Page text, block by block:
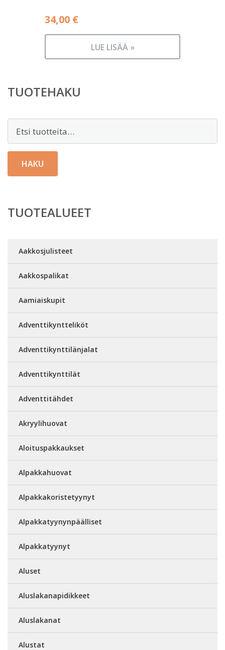
34,00 €
LUE LISÄÄ »
TUOTEHAKU
HAKU
TUOTEALUEET
Aakkosjulisteet
Aakkospalikat
Aamiaiskupit
Adventtikyntteliköt
Adventtikynttilänjalat
Adventtikynttilät
Adventtitähdet
Akryylihuovat
Aloituspakkaukset
Alpakkahuovat
Alpakkakoristetyynyt
Alpakkatyynynpäälliset
Alpakkatyynyt
Aluset
Aluslakanapidikkeet
Aluslakanat
Alustat